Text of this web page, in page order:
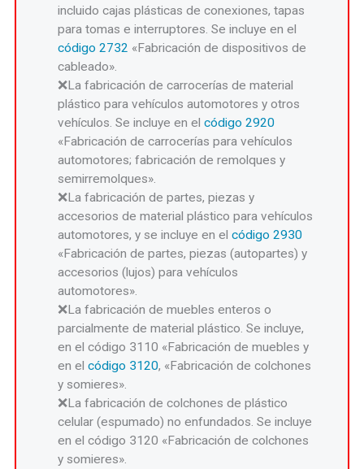
incluido cajas plásticas de conexiones, tapas
para tomas e interruptores. Se incluye en el
código 2732 «Fabricación de dispositivos de
cableado».
La fabricación de carrocerías de material
plástico para vehículos automotores y otros
vehículos. Se incluye en elcódigo 2920
«Fabricación de carrocerías para vehículos
automotores; fabricación de remolques y
semirremolques».
La fabricación de partes, piezas y
accesorios de material plástico para vehículos
automotores, y se incluye en elcódigo 2930
«Fabricación de partes, piezas (autopartes) y
accesorios (lujos) para vehículos
automotores».
La fabricación de muebles enteros o
parcialmente de material plástico. Se incluye,
en el código 3110 «Fabricación de muebles y
en elcódigo 3120, «Fabricación de colchones
y somieres».
La fabricación de colchones de plástico
celular (espumado) no enfundados. Se incluye
en el código 3120 «Fabricación de colchones
y somieres».